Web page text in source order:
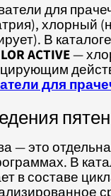
для
хлорный
В
ACTIVE—
для
пятен
— это
В
в составе